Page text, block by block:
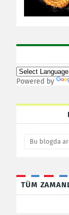
Powered by
TÜM